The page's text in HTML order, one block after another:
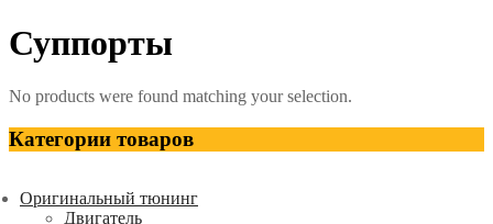
Суппорты
No products were found matching your selection.
Категории товаров
Оригинальный тюнинг
Двигатель